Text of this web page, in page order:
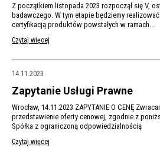
Z początkiem listopada 2023 rozpoczął się V,
badawczego. W tym etapie będziemy
certyfikacją produktów powstałych w ramach...
Czytaj więcej
14.11.2023
Zapytanie Usługi Prawne
Wrocław, 14.11.2023 ZAPYTANIE O CENĘ
przedstawienie oferty cenowej, zgodnie z
Spółka z ograniczoną
Czytaj więcej